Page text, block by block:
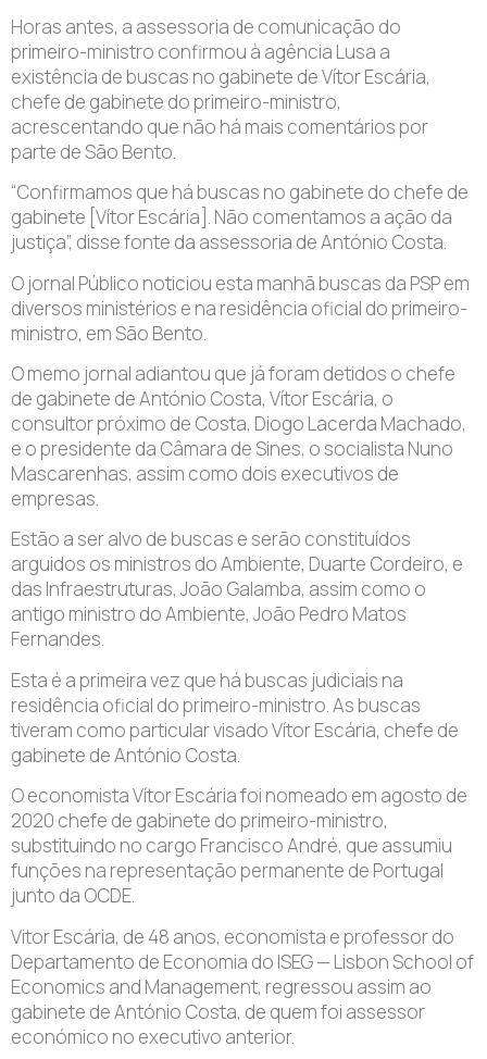
Horas antes, a assessoria de comunicação do
primeiro-ministro confirmou à agência Lusa a
existência de buscas no gabinete de Vítor Escária,
chefe de gabinete do primeiro-ministro,
acrescentando que não há mais comentários por
parte de São Bento.
“Confirmamos que há buscas no gabinete do chefe de
gabinete [Vítor Escária]. Não comentamos a ação da
justiça”, disse fonte da assessoria de António Costa.
O jornal Público noticiou esta manhã buscas da PSP em
diversos ministérios e na residência oficial do primeiro-
ministro, em São Bento.
O memo jornal adiantou que já foram detidos o chefe
de gabinete de António Costa, Vítor Escária, o
consultor próximo de Costa, Diogo Lacerda Machado,
e o presidente da Câmara de Sines, o socialista Nuno
Mascarenhas, assim como dois executivos de
empresas.
Estão a ser alvo de buscas e serão constituídos
arguidos os ministros do Ambiente, Duarte Cordeiro, e
das Infraestruturas, João Galamba, assim como o
antigo ministro do Ambiente, João Pedro Matos
Fernandes.
Esta é a primeira vez que há buscas judiciais na
residência oficial do primeiro-ministro. As buscas
tiveram como particular visado Vítor Escária, chefe de
gabinete de António Costa.
O economista Vítor Escária foi nomeado em agosto de
2020 chefe de gabinete do primeiro-ministro,
substituindo no cargo Francisco André, que assumiu
funções na representação permanente de Portugal
junto da OCDE.
Vitor Escária, de 48 anos, economista e professor do
Departamento de Economia do ISEG — Lisbon School of
Economics and Management, regressou assim ao
gabinete de António Costa, de quem foi assessor
económico no executivo anterior.